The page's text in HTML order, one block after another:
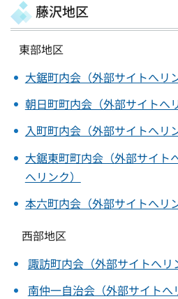
藤沢地区
東部地区
大鋸町内会（外部サイトへリ
朝日町町内会（外部サイトへ
入町町内会（外部サイトへリ
大鋸東町町内会（外部サイト
へリンク）
本六町内会（外部サイトへリン
西部地区
諏訪町内会（外部サイトへリ
南仲一自治会（外部サイトへ